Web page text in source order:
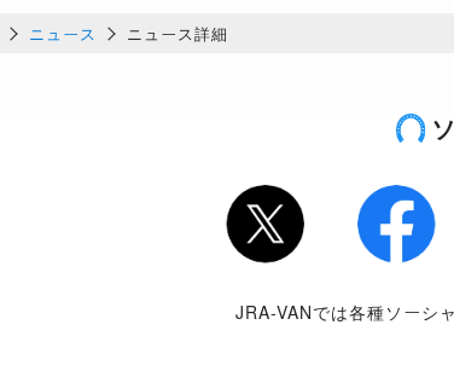
ニュース ニュース詳細
Twitter Facebook
JRA-VANでは各種ソーシ